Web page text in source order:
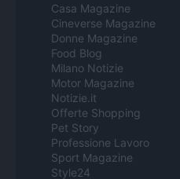
Casa Magazine
Cineverse Magazine
Donne Magazine
Food Blog
Milano Notizie
Motor Magazine
Notizie.it
Offerte Shopping
Pet Story
Professione Lavoro
Sport Magazine
Style24